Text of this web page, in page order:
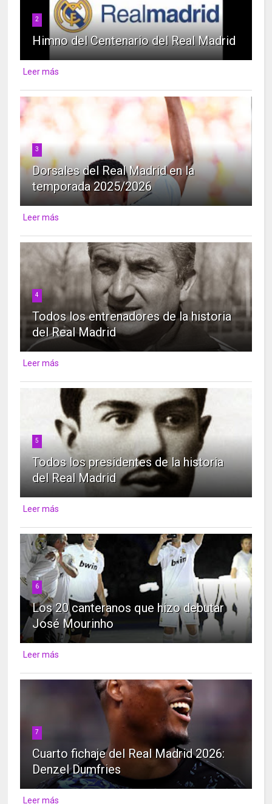
2
Himno del Centenario del Real Madrid
Leer más
3
Dorsales del Real Madrid en la
temporada 2025/2026
Leer más
4
Todos los entrenadores de la historia
del Real Madrid
Leer más
5
Todos los presidentes de la historia
del Real Madrid
Leer más
6
Los 20 canteranos que hizo debutar
José Mourinho
Leer más
7
Cuarto fichaje del Real Madrid 2026:
Denzel Dumfries
Leer más